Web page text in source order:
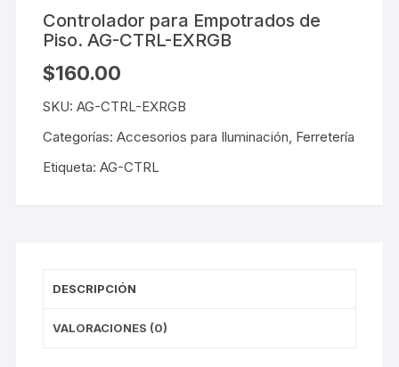
Controlador para Empotrados de
Piso. AG-CTRL-EXRGB
$160.00
SKU:AG-CTRL-EXRGB
Categorías:Accesorios para Iluminación, Ferretería
Etiqueta:AG-CTRL
DESCRIPCIÓN
VALORACIONES (0)